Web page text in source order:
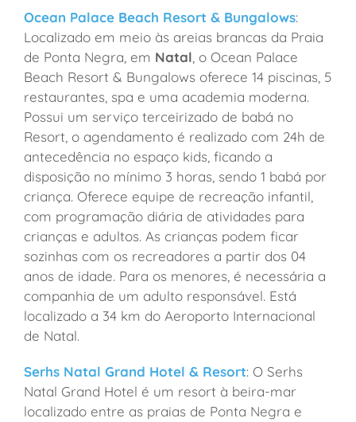
Ocean Palace Beach Resort & Bungalows:
Localizado em meio às areias brancas da Praia
de Ponta Negra, em Natal, o Ocean Palace
Beach Resort & Bungalows oferece 14 piscinas, 5
restaurantes, spa e uma academia moderna.
Possui um serviço terceirizado de babá no
Resort, o agendamento é realizado com 24h de
antecedência no espaço kids, ficando a
disposição no mínimo 3 horas, sendo 1 babá por
criança. Oferece equipe de recreação infantil,
com programação diária de atividades para
crianças e adultos. As crianças podem ficar
sozinhas com os recreadores a partir dos 04
anos de idade. Para os menores, é necessária a
companhia de um adulto responsável. Está
localizado a 34 km do Aeroporto Internacional
de Natal.
Serhs Natal Grand Hotel & Resort: O Serhs
Natal Grand Hotel é um resort à beira-mar
localizado entre as praias de Ponta Negra e